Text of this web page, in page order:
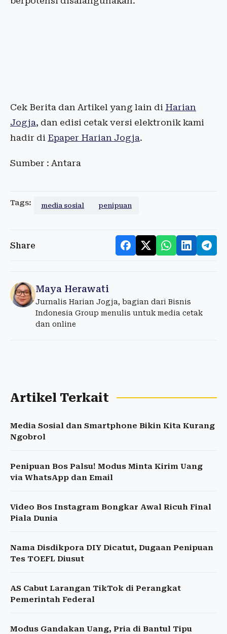
Cek Berita dan Artikel yang lain di Harian
Jogja, dan edisi cetak versi elektronik kami
hadir di Epaper Harian Jogja.
Sumber : Antara
Tags: media sosial penipuan
Share
Maya Herawati
Jurnalis Harian Jogja, bagian dari Bisnis
Indonesia Group menulis untuk media cetak
dan online
Artikel Terkait
Media Sosial dan Smartphone Bikin Kita Kurang
Ngobrol
Penipuan Bos Palsu! Modus Minta Kirim Uang
via WhatsApp dan Email
Video Bos Instagram Bongkar Awal Ricuh Final
Piala Dunia
Nama Disdikpora DIY Dicatut, Dugaan Penipuan
Tes TOEFL Diusut
AS Cabut Larangan TikTok di Perangkat
Pemerintah Federal
Modus Gandakan Uang, Pria di Bantul Tipu